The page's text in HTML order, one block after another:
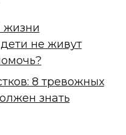
жизни
не живут
8 тревожных
знать